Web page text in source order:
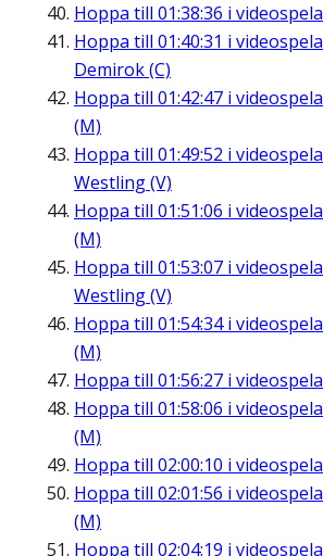
Hoppa till 01:38:36 i
Hoppa till 01:40:31 i
Demirok (C)
Hoppa till 01:42:47 i
(M)
Hoppa till 01:49:52 i
Westling (V)
Hoppa till 01:51:06 i
(M)
Hoppa till 01:53:07 i
Westling (V)
Hoppa till 01:54:34i
(M)
Hoppa till 01:56:27 i
Hoppa till 01:58:06 i
(M)
Hoppa till 02:00:10 i
Hoppa till 02:01:56 i
(M)
Hoppa till 02:04:19 i